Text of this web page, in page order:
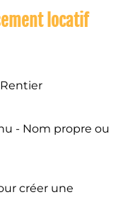
locatif
- Nom propre ou
créer une